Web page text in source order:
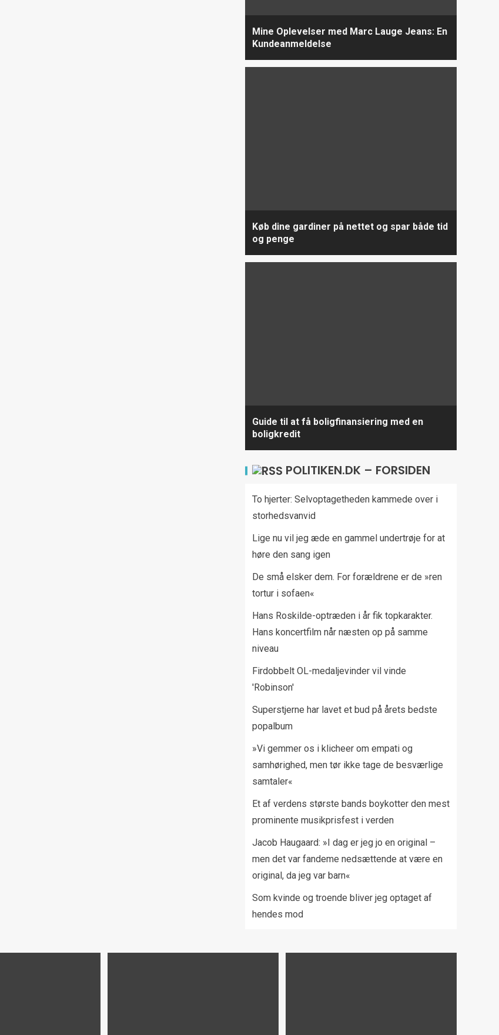
Mine Oplevelser med Marc Lauge Jeans: En
Kundeanmeldelse
Køb dine gardiner på nettet og spar både tid
og penge
Guide til at få boligfinansiering med en
boligkredit
POLITIKEN.DK – FORSIDEN
To hjerter: Selvoptagetheden kammede over i
storhedsvanvid
Lige nu vil jeg æde en gammel undertrøje for at
høre den sang igen
De små elsker dem. For forældrene er de »ren
tortur i sofaen«
Hans Roskilde-optræden i år fik topkarakter.
Hans koncertfilm når næsten op på samme
niveau
Firdobbelt OL-medaljevinder vil vinde
'Robinson'
Superstjerne har lavet et bud på årets bedste
popalbum
»Vi gemmer os i klicheer om empati og
samhørighed, men tør ikke tage de besværlige
samtaler«
Et af verdens største bands boykotter den mest
prominente musikprisfest i verden
Jacob Haugaard: »I dag er jeg jo en original –
men det var fandeme nedsættende at være en
original, da jeg var barn«
Som kvinde og troende bliver jeg optaget af
hendes mod